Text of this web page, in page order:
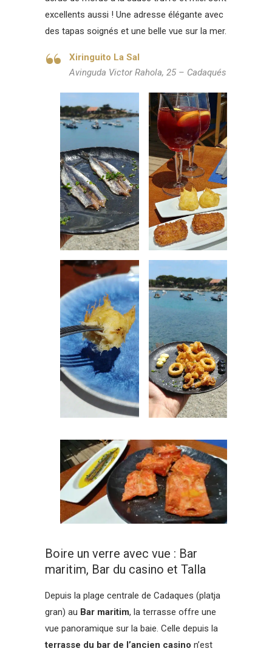
excellents aussi ! Une adresse élégante avec
des tapas soignés et une belle vue sur la mer.
Xiringuito La Sal
Avinguda Victor Rahola, 25 – Cadaqués
Boire un verre avec vue : Bar
maritim, Bar du casino et Talla
Depuis la plage centrale de Cadaques (platja
gran) au Bar maritim, la terrasse offre une
vue panoramique sur la baie. Celle depuis la
terrasse du bar de l’ancien casino n’est